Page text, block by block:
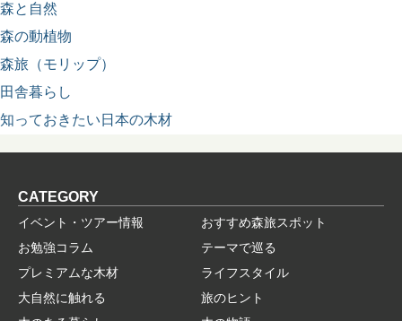
森と自然
森の動植物
森旅（モリップ）
田舎暮らし
知っておきたい日本の木材
CATEGORY
イベント・ツアー情報
おすすめ森旅スポット
お勉強コラム
テーマで巡る
プレミアムな木材
ライフスタイル
大自然に触れる
旅のヒント